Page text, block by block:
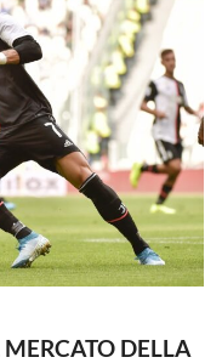
MERCATO DELLA